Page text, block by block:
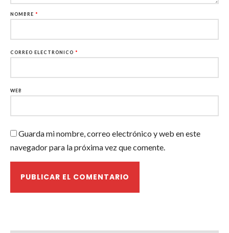
NOMBRE *
CORREO ELECTRÓNICO *
WEB
Guarda mi nombre, correo electrónico y web en este
navegador para la próxima vez que comente.